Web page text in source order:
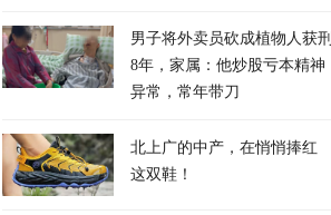
男子将外卖员砍成植物人获刑
8年，家属：他炒股亏本精神
异常，常年带刀
北上广的中产，在悄悄捧红
这双鞋！